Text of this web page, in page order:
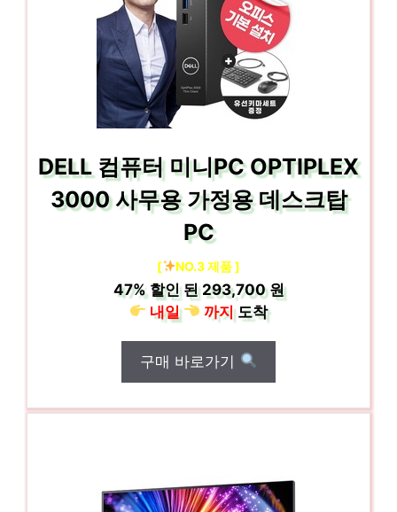
DELL 컴퓨터 미니PC OPTIPLEX
3000 사무용 가정용 데스크탑
PC
[ NO.3 제품 ]
47%할인 된293,700 원
내일
까지도착
구매 바로가기